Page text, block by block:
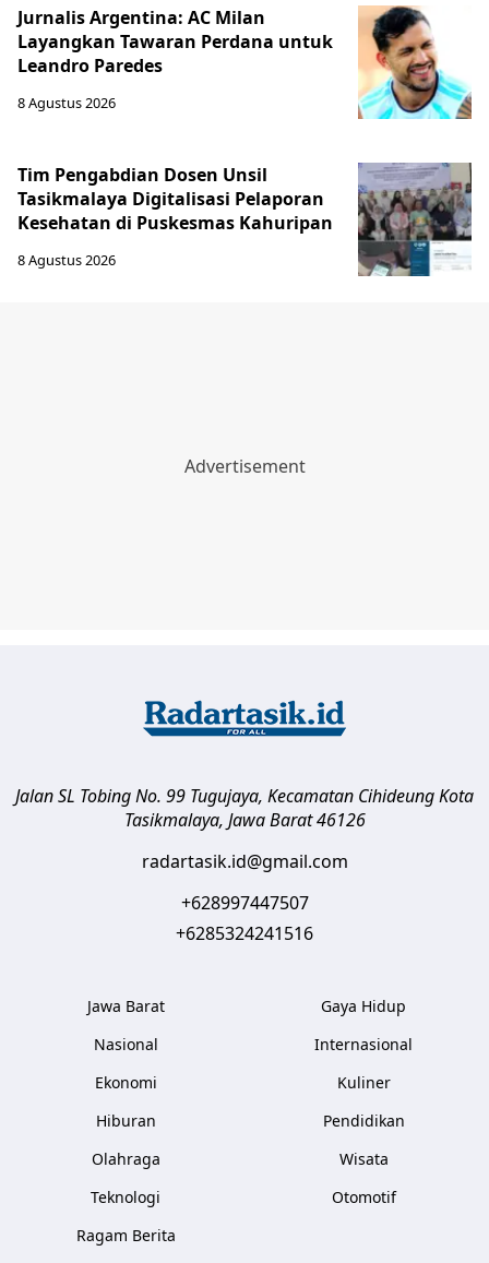
Jurnalis Argentina: AC Milan
Layangkan Tawaran Perdana untuk
Leandro Paredes
8 Agustus 2026
Tim Pengabdian Dosen Unsil
Tasikmalaya Digitalisasi Pelaporan
Kesehatan di Puskesmas Kahuripan
8 Agustus 2026
Jalan SL Tobing No. 99 Tugujaya, Kecamatan CihideungKota
Tasikmalaya, Jawa Barat 46126
radartasik.id@gmail.com
+628997447507
+6285324241516
Jawa Barat
Nasional
Ekonomi
Hiburan
Olahraga
Teknologi
Ragam Berita
Gaya Hidup
Internasional
Kuliner
Pendidikan
Wisata
Otomotif